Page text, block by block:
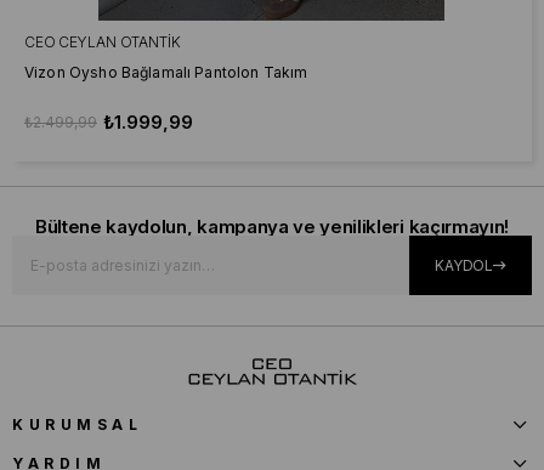
CEO CEYLAN OTANTIK
Vizon Oysho Bağlamalı Pantolon Takım
₺1.999,99
₺2.499,99
Bültene kaydolun, kampanya ve yenilikleri kaçırmayın!
KAYDOL
KURUMSAL
YARDIM